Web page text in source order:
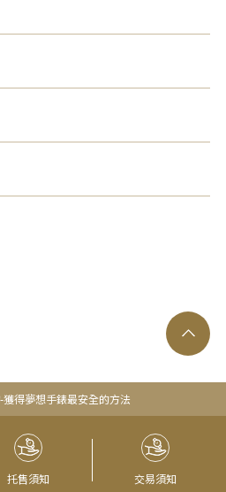
得夢想手錶最安全的方法
托售須知 交易須知